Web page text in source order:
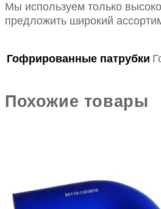
Мы используем только
предложить широкий
Гофрированные патрубки
Похожие товары